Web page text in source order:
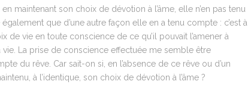
maintenant son choix de dévotion à l’âme, elle n’en pas tenu
que d’une autre façon elle en a tenu compte : c’est à
de vie en toute conscience de ce qu’il pouvait l’amener à
vie. La prise de conscience effectuée me semble être
du rêve. Car sait-on si, en l’absence de ce rêve ou d’un
à l’identique, son choix de dévotion à l’âme ?